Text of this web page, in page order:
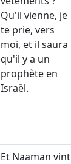
Qu'il vienne, je
te prie, vers
moi, et il saura
qu'il y a un
prophète en
Israël.
Et Naaman vint